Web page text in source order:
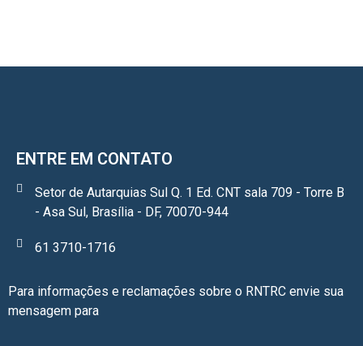
ENTRE EM CONTATO
Setor de Autarquias Sul Q. 1 Ed. CNT sala 709 - Torre B
- Asa Sul, Brasília - DF, 70070-944
61 3710-1716
Para informações e reclamações sobre o RNTRC envie sua
mensagem para